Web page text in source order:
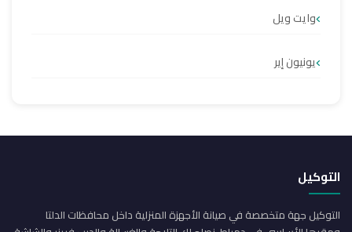
وايت ويل
يونيون إير
التوكيل
التوكيل جهة متخصصة في صيانة الأجهزة المنزلية داخل محافظات الدلتا